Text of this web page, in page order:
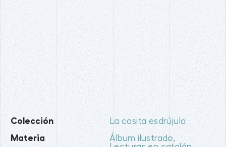
Colección La casita esdrújula
Materia Álbum ilustrado,